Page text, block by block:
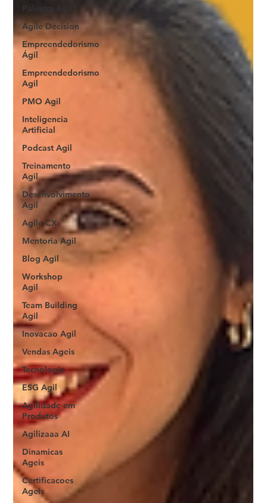
Agile Decision
Empreendedorismo
Ágil
Empreendedorismo
Agil
PMO Agil
Inteligencia
Artificial
Podcast Agil
Treinamento
Agil
Desenvolvimento
Agil
Agile CX
Mentoria Agil
Blog Agil
Workshop
Agil
Team Building
Agil
Inovacao Agil
Vendas Ageis
Tecnologia
ESG Agil
Agilidade em
Produtos
Agilizaaa AI
Dinamicas
Ageis
Certificacoes
Ageis